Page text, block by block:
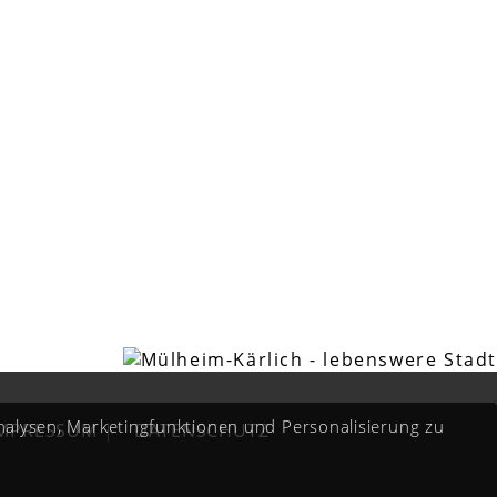
| DATENSCHUTZ
Marketingfunktionen und Personalisierung zu